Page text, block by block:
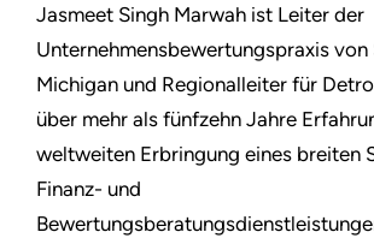
Jasmeet Singh Marwah ist Leiter der
Unternehmensbewertungspraxis von
Michigan und Regionalleiter für
über mehr als fünfzehn Jahre
weltweiten Erbringung eines breiten
Finanz- und